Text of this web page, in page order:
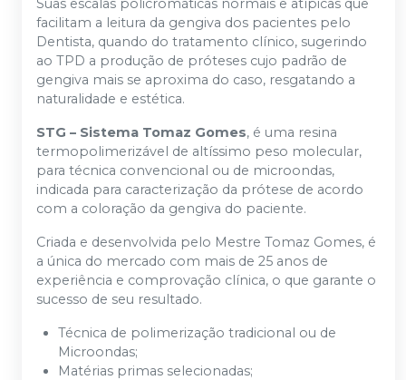
facilitam a leitura da gengiva dos pacientes pelo
Dentista, quando do tratamento clínico, sugerindo
ao TPD a produção de próteses cujo padrão de
gengiva mais se aproxima do caso, resgatando a
naturalidade e estética.
STG – Sistema Tomaz Gomes, é uma resina
termopolimerizável de altíssimo peso molecular,
para técnica convencional ou de microondas,
indicada para caracterização da prótese de acordo
com a coloração da gengiva do paciente.
Criada e desenvolvida pelo Mestre Tomaz Gomes, é
a única do mercado com mais de 25 anos de
experiência e comprovação clínica, o que garante o
sucesso de seu resultado.
Técnica de polimerização tradicional ou de
Microondas;
Matérias primas selecionadas;